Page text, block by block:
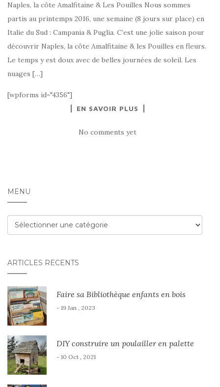
Naples, la côte Amalfitaine & Les Pouilles Nous sommes
partis au printemps 2016, une semaine (8 jours sur place) en
Italie du Sud : Campania & Puglia. C’est une jolie saison pour
découvrir Naples, la côte Amalfitaine & les Pouilles en fleurs.
Le temps y est doux avec de belles journées de soleil. Les
nuages […]
[wpforms id="4356"]
EN SAVOIR PLUS
No comments yet
MENU
Menu
ARTICLES RÉCENTS
Faire sa Bibliothèque enfants en bois
- 19 Jan , 2023
DIY construire un poulailler en palette
- 10 Oct , 2021